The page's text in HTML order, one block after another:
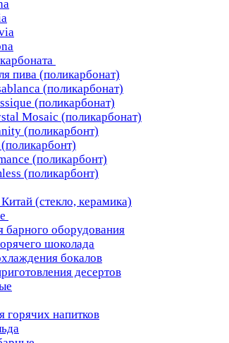
пива (поликарбонат)
(поликарбонат)
(поликарбонат)
Mosaic (поликарбонат)
(поликарбонт)
(поликарбонт)
(поликарбонт)
(стекло, керамика)
барного оборудования
шоколада
бокалов
десертов
горячих напитков